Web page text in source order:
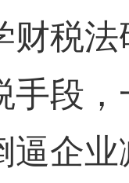
财税
手段
逼企